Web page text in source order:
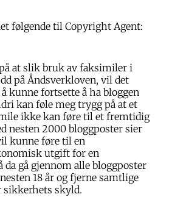
følgende til Copyright Agent:
at slik bruk av faksimiler i
på Åndsverkloven, vil det
kunne fortsette å ha bloggen
kan føle meg trygg på at et
ikke kan føre til et fremtidig
nesten 2000 bloggposter sier
kunne føre til en
utgift for en
da gå gjennom alle bloggposter
18 år og fjerne samtlige
skyld.